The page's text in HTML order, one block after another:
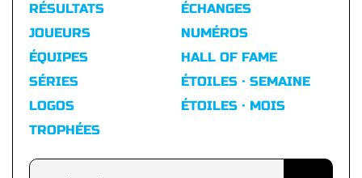
RÉSULTATS
ÉCHANGES
JOUEURS
ÉQUIPES
SÉRIES
LOGOS
TROPHÉES
NUMÉROS
HALL OF FAME
ÉTOILES · SEMAINE
ÉTOILES · MOIS